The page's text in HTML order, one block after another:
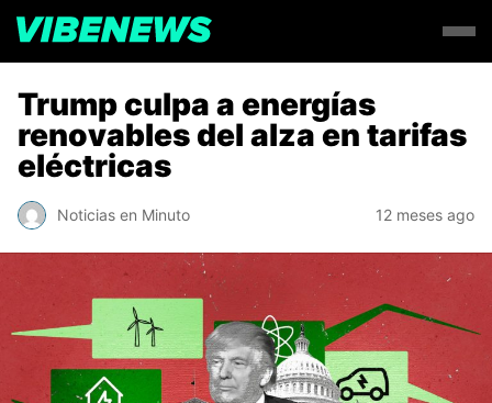
Trump culpa a energías
renovables del alza en tarifas
eléctricas
Noticias en Minuto 12 meses ago